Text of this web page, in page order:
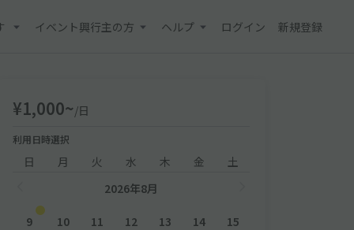
イベント興行主の方 ヘルプ ログイン 新規登録
¥1,000~/日
利用日時選択
日 月 火 水 木 金
土
2026年8月
9 10 11 12 13 14 15